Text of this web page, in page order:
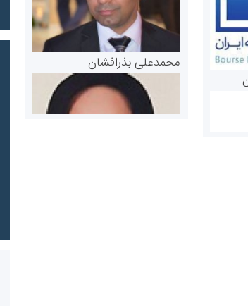
محمدعلی بذرافشان